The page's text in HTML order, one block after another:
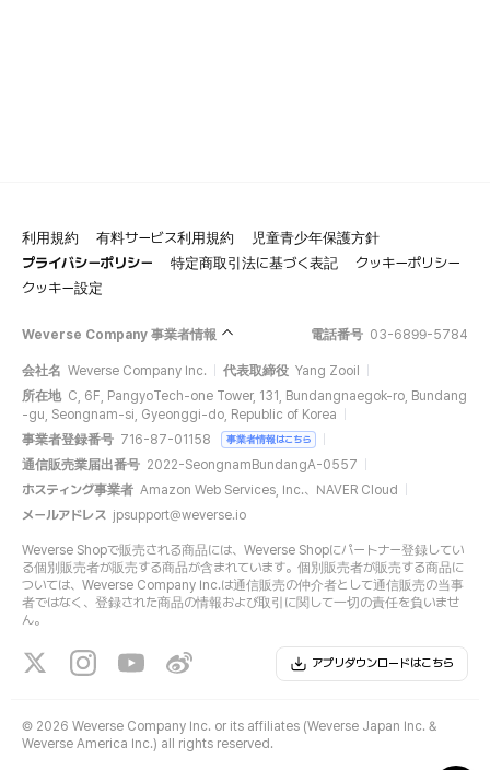
利用規約 有料サービス利用規約
児童青少年保護方針
プライバシーポリシー
特定商取引法に基づく表記
クッキーポリシー
クッキー設定
Weverse Company 事業者情報 電話番号 03-6899-5784
会社名 Weverse Company Inc. 代表取締役 Yang Zooil
所在地 C, 6F, PangyoTech-one Tower, 131, Bundangnaegok-ro, Bundang
-gu, Seongnam-si, Gyeonggi-do, Republic of Korea
事業者登録番号 716-87-01158 事業者情報はこちら
通信販売業届出番号 2022-SeongnamBundangA-0557
ホスティング事業者 Amazon Web Services, Inc.、NAVER Cloud
メールアドレス jpsupport@weverse.io
Weverse Shopで販売される商品には、Weverse Shopにパートナー登録してい
る個別販売者が販売する商品が含まれています。個別販売者が販売する商品に
ついては、Weverse Company Inc.は通信販売の仲介者として通信販売の当事
者ではなく、登録された商品の情報および取引に関して一切の責任を負いませ
ん。
アプリダウンロードはこちら
© 2026 Weverse Company Inc. or its affiliates (Weverse Japan Inc. &
Weverse America Inc.) all rights reserved.